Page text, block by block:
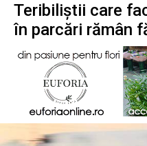
Teribiliștii care
în parcări rămân